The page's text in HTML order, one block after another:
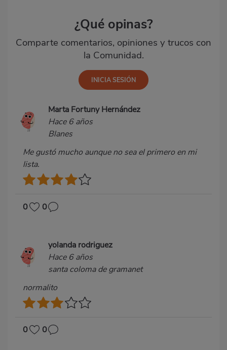
¿Qué opinas?
Comparte comentarios, opiniones y trucos con
la Comunidad.
Marta Fortuny Hernández
Hace 6 años
Blanes
Me gustó mucho aunque no sea el primero en mi
lista.
0 0
yolanda rodriguez
Hace 6 años
santa coloma de gramanet
normalito
0 0